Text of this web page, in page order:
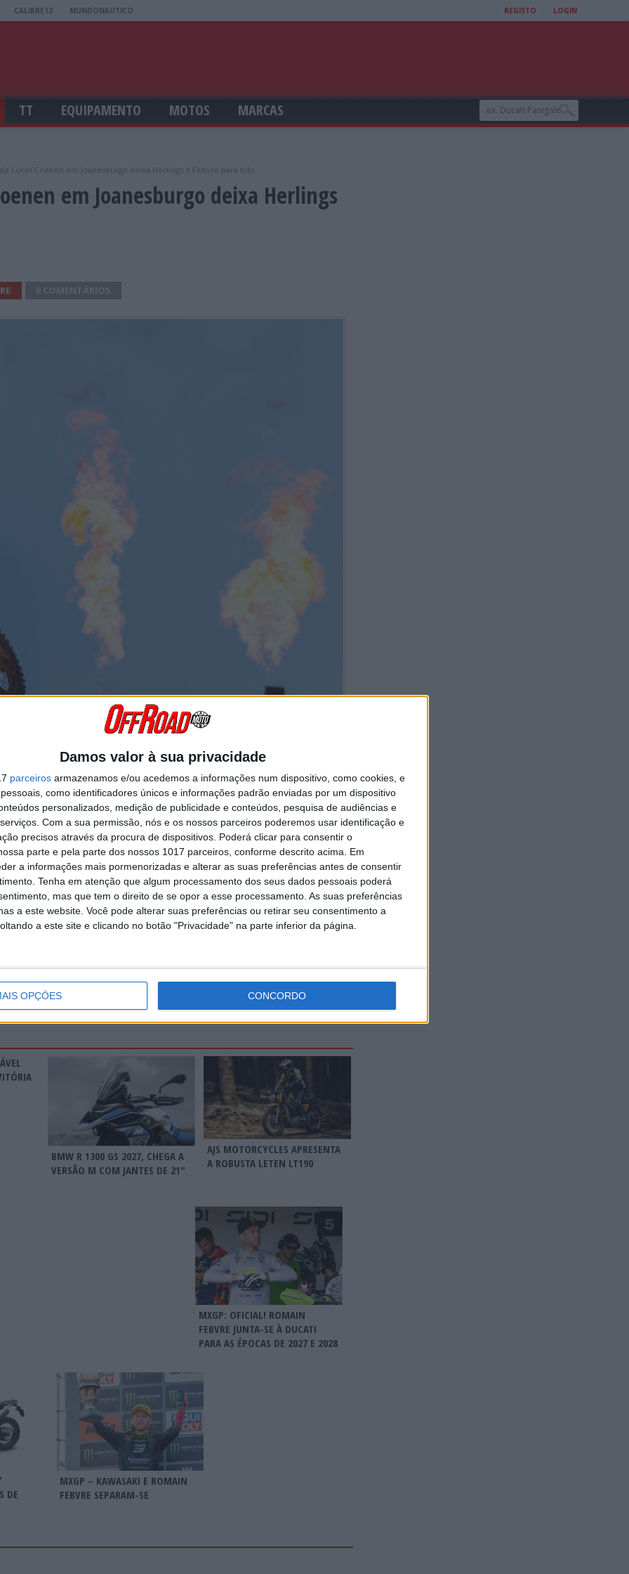
Damos valor à sua privacidade
parceiros armazenamos e/ou acedemos a informações num dispositivo, como cookies, e
como identificadores únicos e informações padrão enviadas por um dispositivo
personalizados, medição de publicidade e conteúdos, pesquisa de audiências e
Com a sua permissão, nós e os nossos parceiros poderemos usar identificação e
precisos através da procura de dispositivos. Poderá clicar para consentir o
parte e pela parte dos nossos 1017 parceiros, conforme descrito acima. Em
a informações mais pormenorizadas e alterar as suas preferências antes de consentir
Tenha em atenção que algum processamento dos seus dados pessoais poderá
mas que tem o direito de se opor a esse processamento. As suas preferências
a este website. Você pode alterar suas preferências ou retirar seu consentimento a
a este site e clicando no botão "Privacidade" na parte inferior da página.
OPÇÕES CONCORDO
CALIBRE12 MUNDONAUTICO REGISTO LOGIN
TT EQUIPAMENTO MOTOS MARCAS
Lucas Coenen em Joanesburgo deixa Herlings e Febvre para trás
em Joanesburgo deixa Herlings
nas fases finais do Warm-Up matinal que lhe permitiu liderar a tabela
da Monster Energy Yamaha Factory MXGP. Já Jeffrey Herlings
melhor tempo.
assumiu a liderança ao conquistar o seu sétimo Fox Holeshot Award da
arrancou igualmente muito bem e seguiu na segunda posição, à frente
lugar, mas rapidamente recuperou posições, ultrapassando por fora Pauls
da Monster Energy Yamaha Factory MXGP, para chegar ao quarto posto.
rápida sequência de saltos e, na curva seguinte, aproveitou a trajetória
Foi uma manobra que recordou a sua exibição em Portugal e parecia
Continuar a ler
BMW R 1300 GS 2027, CHEGA A
VERSÃO M COM JANTES DE 21″
AJS MOTORCYCLES APRESENTA
A ROBUSTA LETEN LT190
MXGP: OFICIAL! ROMAIN
FEBVRE JUNTA-SE À DUCATI
PARA AS ÉPOCAS DE 2027 E 2028
DE
MXGP – KAWASAKI E ROMAIN
FEBVRE SEPARAM-SE